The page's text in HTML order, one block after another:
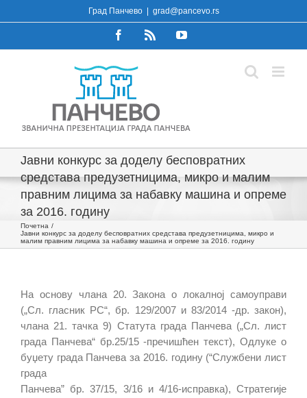
to
Град Панчево grad@pancevo.rs
FacebookRss YouTube
Јавни конкурс за доделу бесповратних
средстава предузетницима, микро и малим
правним лицима за набавку машина и опреме
за 2016. годину
Почетна
Јавни конкурс за доделу бесповратних средстава предузетницима, микро и
малим правним лицима за набавку машина и опреме за 2016. годину
На основу члана 20. Закона о локалној самоуправи
(„Сл. гласник РС“, бр. 129/2007 и 83/2014 -др. закон),
члана 21. тачка 9) Статута града Панчева („Сл. лист
града Панчева“ бр.25/15 -пречишћен текст), Одлуке о
буџету града Панчева за 2016. годину (“Службени лист
града
Панчева” бр. 37/15, 3/16 и 4/16-исправка), Стратегије